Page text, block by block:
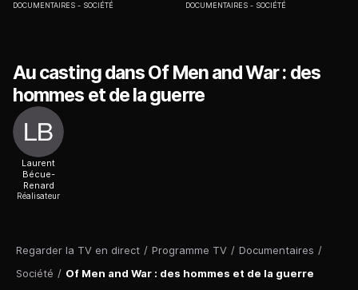
Regarder la TV en direct / Programme TV / Documentaires /
Société / Of Men and War : des hommes et de la guerre
DOCUMENTAIRES SOCIÉTÉ DOCUMENTAIRES SOCIÉTÉ
Au casting dans Of Men and War : des
hommes et de la guerre
Laurent
Bécue-
Renard
Réalisateur